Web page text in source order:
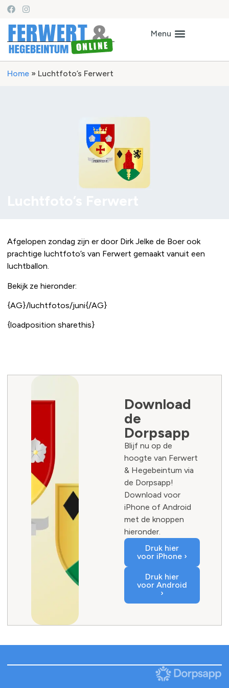
Home » Luchtfoto’s Ferwert
Afgelopen zondag zijn er door Dirk Jelke de Boer ook
prachtige luchtfoto’s van Ferwert gemaakt vanuit een
luchtballon.
Bekijk ze hieronder:
{AG}/luchtfotos/juni{/AG}
{loadposition sharethis}
Download
de
Dorpsapp
Blijf nu op de
hoogte van Ferwert
& Hegebeintum via
de Dorpsapp!
Download voor
iPhone of Android
met de knoppen
hieronder.
Druk hier
voor iPhone ›
Druk hier
voor Android
›